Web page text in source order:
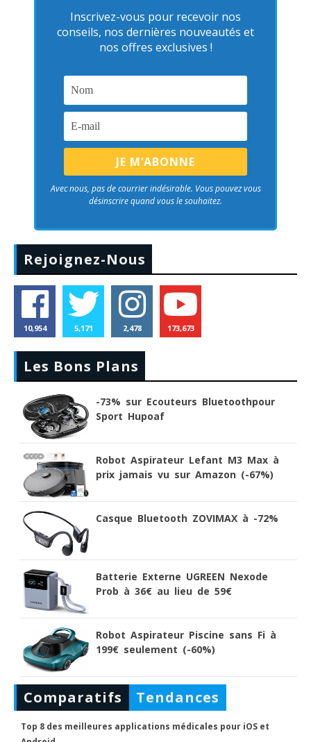
Inscrivez-vous pour recevoir nos
conseils, nos dernières nouveautés et
nos offres exclusives !
Avec nous, pas de courrier indésirable. Vous pouvez vous
désinscrire quand vous le souhaitez.
Rejoignez-Nous
10,954 5,171 2,478 173,673
Les Bons Plans
-73% sur Ecouteurs Bluetoothpour
Sport Hupoaf
Robot Aspirateur Lefant M3 Max à
prix jamais vu sur Amazon (-67%)
Casque Bluetooth ZOVIMAX à -72%
Batterie Externe UGREEN Nexode
Prob à 36€ au lieu de 59€
Robot Aspirateur Piscine sans Fi à
199€ seulement (-60%)
Comparatifs Tendances
Top 8 des meilleures applications médicales pour iOS et